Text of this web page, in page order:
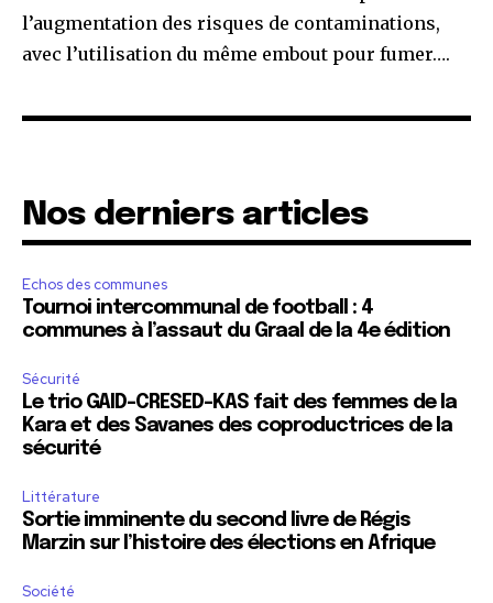
l’augmentation des risques de contaminations,
avec l’utilisation du même embout pour fumer….
Nos derniers articles
Echos des communes
Tournoi intercommunal de football : 4
communes à l’assaut du Graal de la 4e édition
Sécurité
Le trio GAID-CRESED-KAS fait des femmes de la
Kara et des Savanes des coproductrices de la
sécurité
Littérature
Sortie imminente du second livre de Régis
Marzin sur l’histoire des élections en Afrique
Société